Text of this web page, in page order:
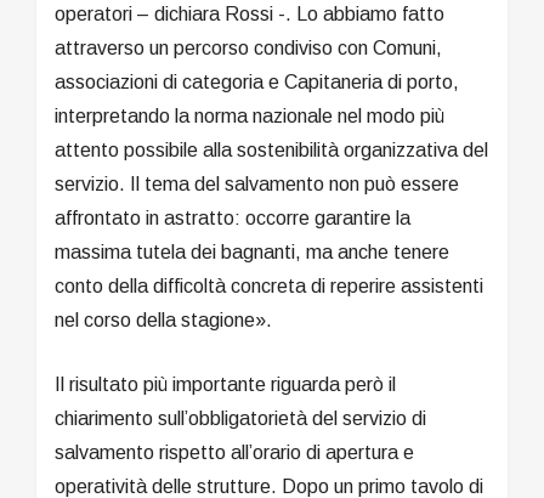
operatori – dichiara Rossi -. Lo abbiamo fatto
attraverso un percorso condiviso con Comuni,
associazioni di categoria e Capitaneria di porto,
interpretando la norma nazionale nel modo più
attento possibile alla sostenibilità organizzativa del
servizio. Il tema del salvamento non può essere
affrontato in astratto: occorre garantire la
massima tutela dei bagnanti, ma anche tenere
conto della difficoltà concreta di reperire assistenti
nel corso della stagione».
Il risultato più importante riguarda però il
chiarimento sull’obbligatorietà del servizio di
salvamento rispetto all’orario di apertura e
operatività delle strutture. Dopo un primo tavolo di